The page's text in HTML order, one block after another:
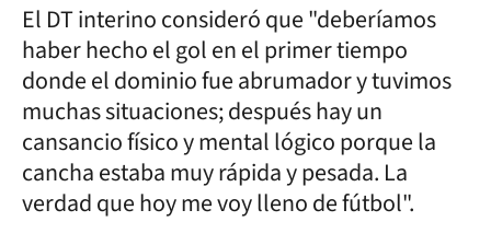
El DT interino consideró que "deberíamos
haber hecho el gol en el primer tiempo
donde el dominio fue abrumador y tuvimos
muchas situaciones; después hay un
cansancio físico y mental lógico porque la
cancha estaba muy rápida y pesada. La
verdad que hoy me voy lleno de fútbol".